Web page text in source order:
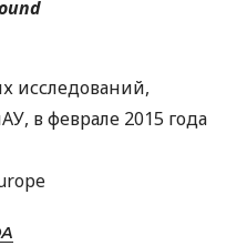
исследований,
в феврале 2015 года